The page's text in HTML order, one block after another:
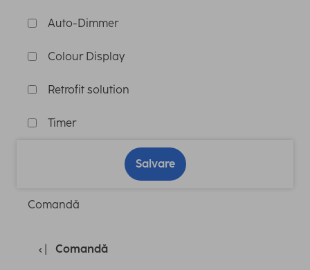
Auto-Dimmer
Colour Display
Retrofit solution
Timer
Salvare
Comandă
Comandă